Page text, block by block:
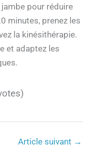
pour réduire
minutes, prenez les
la kinésithérapie.
et adaptez les
Article suivant →